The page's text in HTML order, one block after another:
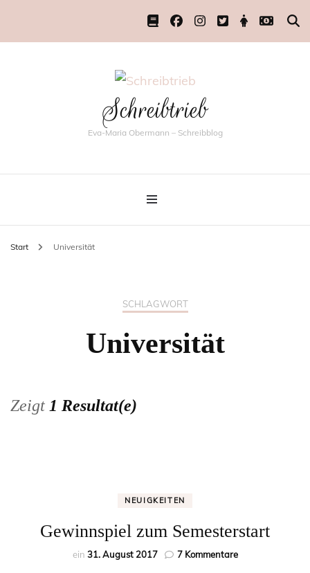
Schreibtrieb
Eva-Maria Obermann – Schreibblog
Start Universität
SCHLAGWORT
Universität
Zeigt 1 Resultat(e)
NEUIGKEITEN
Gewinnspiel zum Semesterstart
ein 31. August 2017 7 Kommentarezu